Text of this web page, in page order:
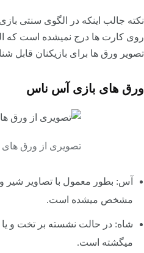
نکته جالب اینکه در الگوی سنتی
روی کارت ها درج نمیشده است که
تصویر ورق ها برای بازیکنان قابل
ورق های بازی آس ناس
تصویری از ورق
آس: بطور معمول با تصاویر شیر و
مشخص میشده است.
شاه: در حالت نشسته بر تخت و
میگشته است.